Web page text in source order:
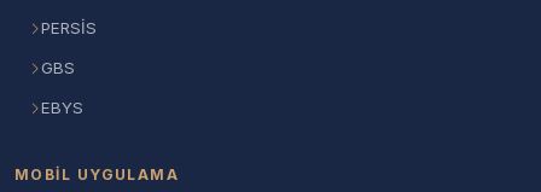
PERSİS
GBS
EBYS
MOBIL UYGULAMA